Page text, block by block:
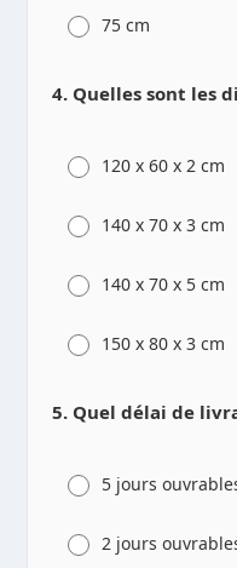
75 cm
4. Quelles sont les
120 x 60 x 2 cm
140 x 70 x 3 cm
140 x 70 x 5 cm
150 x 80 x 3 cm
5. Quel délai de
5 jours
2 jours